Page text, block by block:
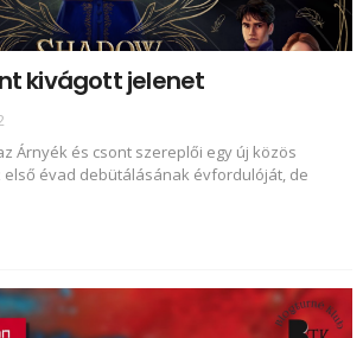
kivágott jelenet
Árnyék és csont szereplői egy új közös
évad debütálásának évfordulóját, de